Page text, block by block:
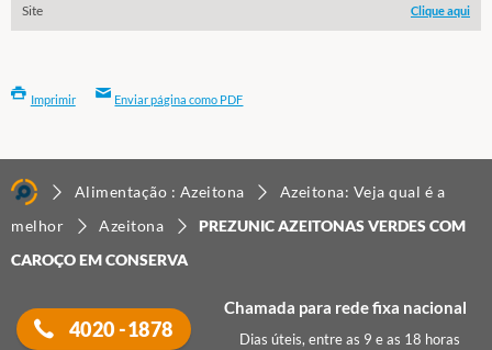
Site Clique aqui
Imprimir Enviar página como PDF
Alimentação : Azeitona
Azeitona: Veja qual é a
melhor
Azeitona
PREZUNIC AZEITONAS VERDES COM
CAROÇO EM CONSERVA
4020 -1878
Chamada para rede fixa nacional
Dias úteis, entre as 9 e as 18 horas